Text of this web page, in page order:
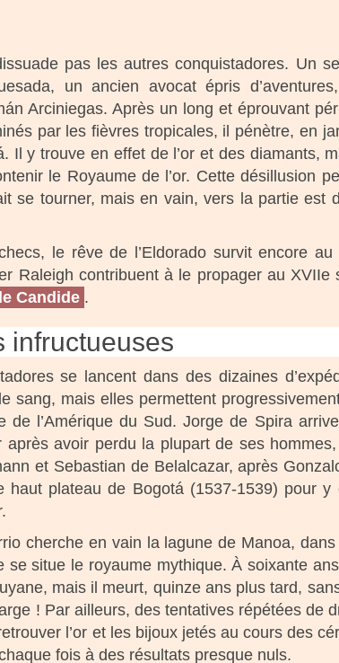
pas les autres conquistadores. Un
un ancien avocat épris
Arciniegas. Après un long et éprouvant
par les fièvres tropicales, il pénètre, en
Il y trouve en effet de l’or et des diamants,
le Royaume de l’or. Cette désillusion
se tourner, mais en vain, vers la partie est
le rêve de l’Eldorado survit encore
Raleigh contribuent à le propager au XVIIe
Candide .
infructueuses
se lancent dans des dizaines
sang, mais elles permettent
l’Amérique du Sud. Jorge de Spira
après avoir perdu la plupart de ses
et Sebastian de Belalcazar, après
plateau de Bogotá (1537-1539) pour y
cherche en vain la lagune de Manoa,
se situe le royaume mythique. À soixante
mais il meurt, quinze ans plus tard,
! Par ailleurs, des tentatives répétées de
l’or et les bijoux jetés au cours des
fois à des résultats presque nuls.